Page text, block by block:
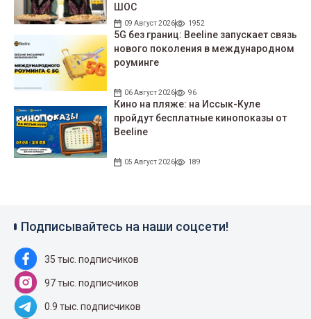
ШОС
09 Август 2026 1952
5G без границ: Beeline запускает связь
нового поколения в международном
роуминге
06 Август 2026 96
Кино на пляже: на Иссык-Куле
пройдут беcплатные кинопоказы от
Beeline
05 Август 2026 189
Подписывайтесь на наши соцсети!
35 тыс. подписчиков
97 тыс. подписчиков
0.9 тыс. подписчиков